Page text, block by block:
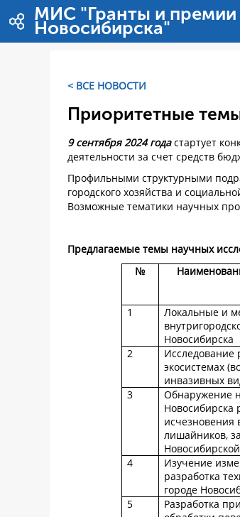
Перейти к содержимому
МИС "Гранты и премии
Новосибирска"
< ВСЕ НОВОСТИ
Приоритетные
9 сентября 2024 годастартует
деятельности за счет средств
Профильными структурными
городского хозяйства и
Возможные тематики научных
Предлагаемые темы научных
№
1
Локальные и
Новосибирска
2
Исследование
экосистемах
инвазивных
3
Обнаружение
Новосибирска
исчезновения
лишайников,
4
Изучение
разработка
городе
5
Разработка